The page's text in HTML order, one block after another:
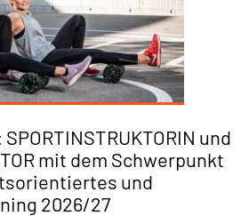
und
mit dem Schwerpunkt
und
2026/27